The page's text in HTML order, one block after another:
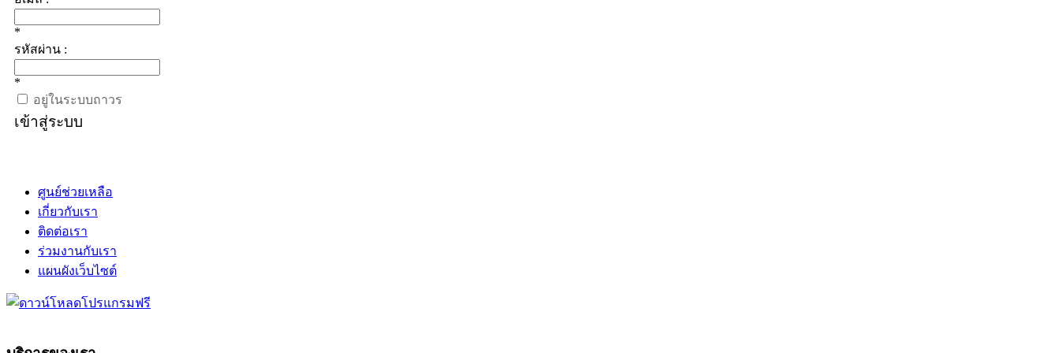
*
รหัสผ่าน :
*
อยู่ในระบบถาวร
เข้าสู่ระบบ
ศูนย์ช่วยเหลือ
เกี่ยวกับเรา
ติดต่อเรา
ร่วมงานกับเรา
แผนผังเว็บไซต์